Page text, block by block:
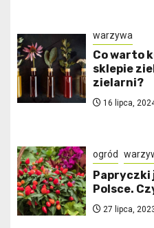
warzywa
Co warto
sklepie
zielarni?
16 lipca,
ogród
Papryczki
Polsce.
27 lipca,